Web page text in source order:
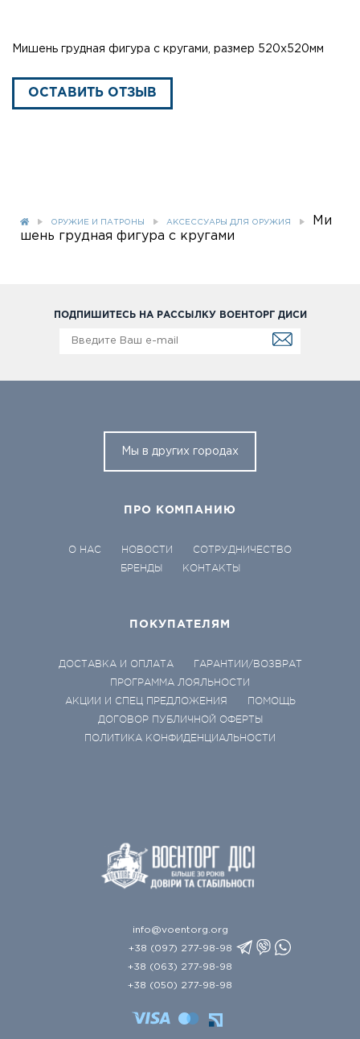
Мишень грудная фигура с кругами, размер 520х520мм
ОСТАВИТЬ ОТЗЫВ
ОРУЖИЕ И ПАТРОНЫ АКСЕССУАРЫ ДЛЯ ОРУЖИЯ
Ми
шень грудная фигура с кругами
ПОДПИШИТЕСЬ НА РАССЫЛКУ ВОЕНТОРГ ДИСИ
Мы в других городах
ПРО КОМПАНИЮ
О НАС НОВОСТИ
СОТРУДНИЧЕСТВО
БРЕНДЫ
КОНТАКТЫ
ПОКУПАТЕЛЯМ
ДОСТАВКА И ОПЛАТА
ГАРАНТИИ/ВОЗВРАТ
ПРОГРАММА ЛОЯЛЬНОСТИ
АКЦИИ И СПЕЦ ПРЕДЛОЖЕНИЯ
ПОМОЩЬ
ДОГОВОР ПУБЛИЧНОЙ ОФЕРТЫ
ПОЛИТИКА КОНФИДЕНЦИАЛЬНОСТИ
info@voentorg.org
+38 (097) 277-98-98
+38 (063) 277-98-98
+38 (050) 277-98-98